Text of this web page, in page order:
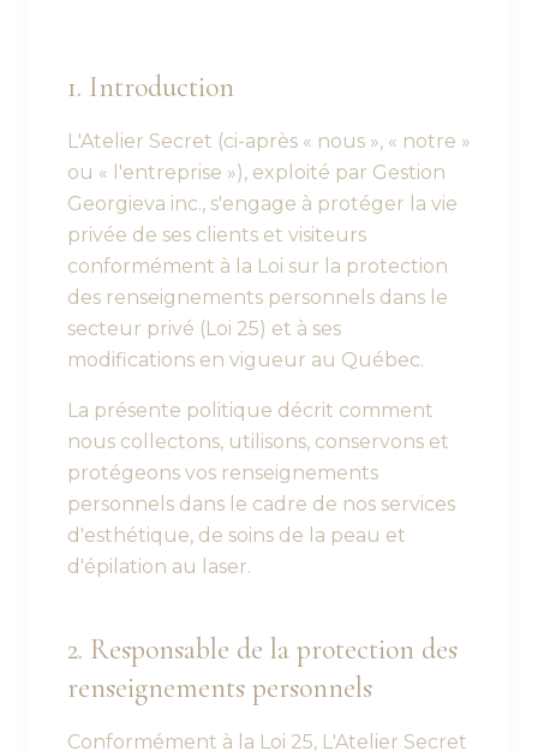
1. Introduction
L'Atelier Secret (ci-après « nous », « notre »
ou « l'entreprise »), exploité par Gestion
Georgieva inc., s'engage à protéger la vie
privée de ses clients et visiteurs
conformément à la Loi sur la protection
des renseignements personnels dans le
secteur privé (Loi 25) et à ses
modifications en vigueur au Québec.
La présente politique décrit comment
nous collectons, utilisons, conservons et
protégeons vos renseignements
personnels dans le cadre de nos services
d'esthétique, de soins de la peau et
d'épilation au laser.
2. Responsable de la protection des
renseignements personnels
Conformément à la Loi 25, L'Atelier Secret